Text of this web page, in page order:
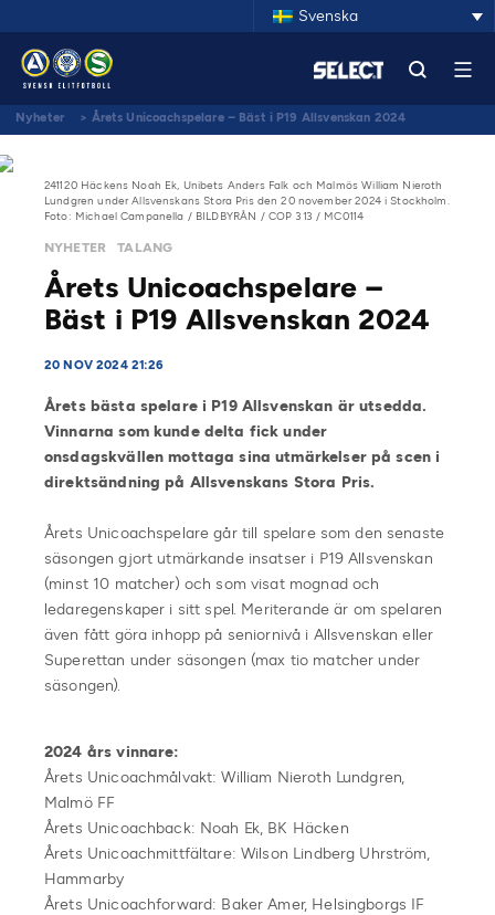
Svenska
Nyheter > Årets Unicoachspelare – Bäst i P19 Allsvenskan 2024
241120 Häckens Noah Ek, Unibets Anders Falk och Malmös William Nieroth
Lundgren under Allsvenskans Stora Pris den 20 november 2024 i Stockholm.
Foto: Michael Campanella / BILDBYRÅN / COP 313 / MC0114
NYHETER TALANG
Årets Unicoachspelare –
Bäst i P19 Allsvenskan 2024
20 NOV 2024 21:26
Årets bästa spelare i P19 Allsvenskan är utsedda.
Vinnarna som kunde delta fick under
onsdagskvällen mottaga sina utmärkelser på scen i
direktsändning på Allsvenskans Stora Pris.
Årets Unicoachspelare går till spelare som den senaste
säsongen gjort utmärkande insatser i P19 Allsvenskan
(minst 10 matcher) och som visat mognad och
ledaregenskaper i sitt spel. Meriterande är om spelaren
även fått göra inhopp på seniornivå i Allsvenskan eller
Superettan under säsongen (max tio matcher under
säsongen).
2024 års vinnare:
Årets Unicoachmålvakt: William Nieroth Lundgren,
Malmö FF
Årets Unicoachback: Noah Ek, BK Häcken
Årets Unicoachmittfältare: Wilson Lindberg Uhrström,
Hammarby
Årets Unicoachforward: Baker Amer, Helsingborgs IF